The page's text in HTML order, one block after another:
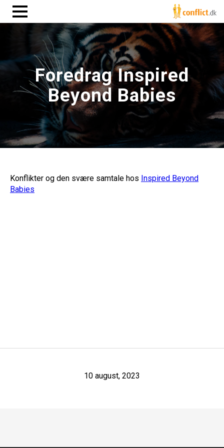
Foredrag Inspired
Beyond Babies
Konflikter og den svære samtale hos Inspired Beyond
Babies
10 august, 2023